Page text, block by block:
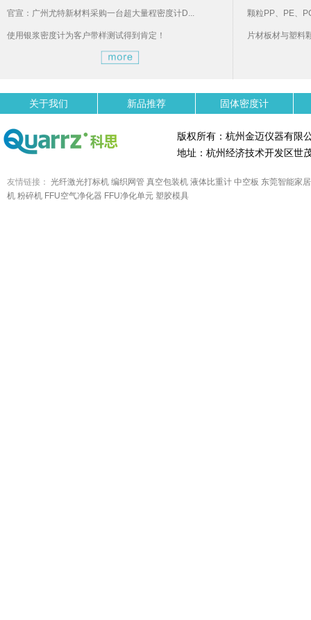
官宣：广州尤特新材料采购一台超大量程密度计D...
使用银浆密度计为客户带样测试得到肯定！
颗粒PP、PE、
片材板材与塑料
关于我们 新品推荐 固体密度计
版权所有：杭州金迈仪器有限
地址：杭州经济技术开发区世
友情链接： 光纤激光打标机 编织网管 真空包装机 液体比重计 中空板 东莞智能家居
机 粉碎机 FFU空气净化器 FFU净化单元 塑胶模具